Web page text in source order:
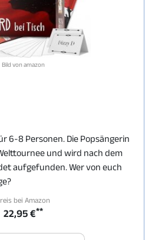
Bild von amazon
6-8 Personen. Die Popsängerin
und wird nach dem
aufgefunden. Wer von euch
bei Amazon
22,95 €**